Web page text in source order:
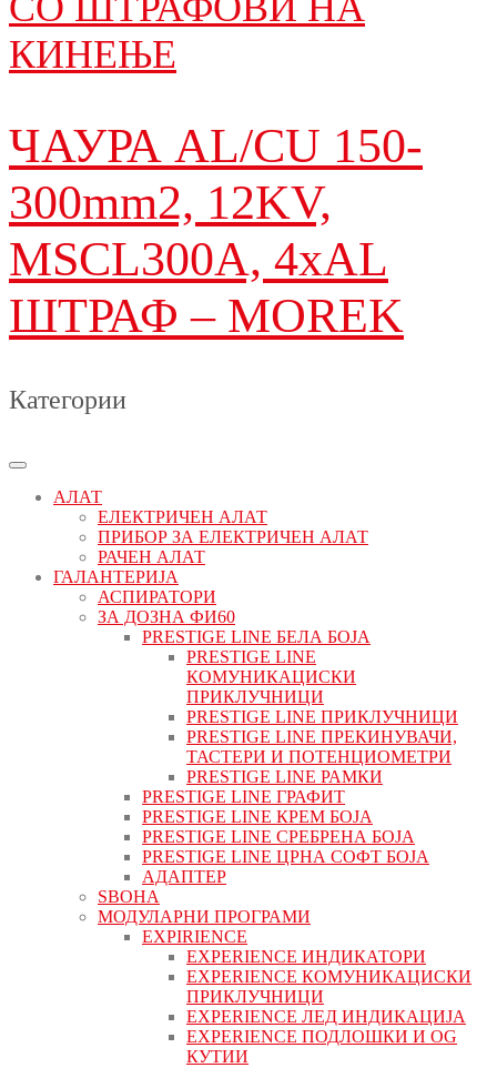
КИНЕЊЕ
ЧАУРА AL/CU 150-
300mm2, 12KV,
MSCL300A, 4xAL
ШТРАФ – MOREK
Категории
АЛАТ
ЕЛЕКТРИЧЕН АЛАТ
ПРИБОР ЗА ЕЛЕКТРИЧЕН АЛАТ
РАЧЕН АЛАТ
ГАЛАНТЕРИЈА
АСПИРАТОРИ
ЗА ДОЗНА ФИ60
PRESTIGE LINE БЕЛА БОЈА
PRESTIGE LINE
КОМУНИКАЦИСКИ
ПРИКЛУЧНИЦИ
PRESTIGE LINE ПРИКЛУЧНИЦИ
PRESTIGE LINE ПРЕКИНУВАЧИ,
ТАСТЕРИ И ПОТЕНЦИОМЕТРИ
PRESTIGE LINE РАМКИ
PRESTIGE LINE ГРАФИТ
PRESTIGE LINE КРЕМ БОЈА
PRESTIGE LINE СРЕБРЕНА БОЈА
PRESTIGE LINE ЦРНА СОФТ БОЈА
АДАПТЕР
ЅВОНА
МОДУЛАРНИ ПРОГРАМИ
EXPIRIENCE
EXPERIENCE ИНДИКАТОРИ
EXPERIENCE КОМУНИКАЦИСКИ
ПРИКЛУЧНИЦИ
EXPERIENCE ЛЕД ИНДИКАЦИЈА
EXPERIENCE ПОДЛОШКИ И OG
КУТИИ